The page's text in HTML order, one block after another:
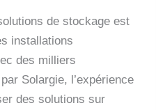
de stockage est
installations
des milliers
Solargie, l’expérience
des solutions sur